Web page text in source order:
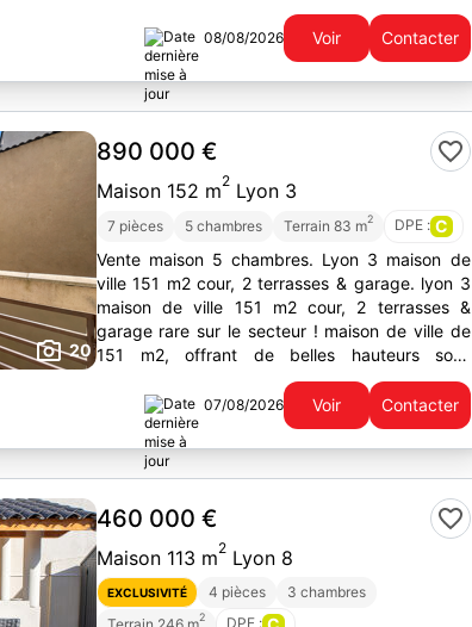
dans l'un des quartiers les plus prisés de...
08/08/2026 Voir Contacter
20
890 000 €
Maison 152 m2 Lyon 3
7 pièces 5 chambres Terrain 83 m2 DPE : C
Vente maison 5 chambres. Lyon 3 maison de
ville 151 m2 cour, 2 terrasses & garage. lyon 3
maison de ville 151 m2 cour, 2 terrasses &
garage rare sur le secteur ! maison de ville de
151 m2, offrant de belles hauteurs sous
plafond, une cour intérieure, deux...
07/08/2026 Voir Contacter
460 000 €
Maison 113 m2 Lyon 8
EXCLUSIVITÉ 4 pièces
3 chambres
2 DPE :